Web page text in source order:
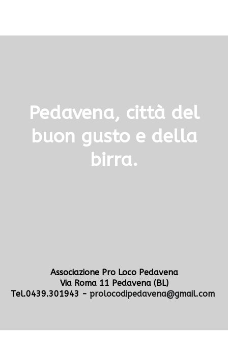
Pedavena, città del
buon gusto e della
birra.
Associazione Pro Loco Pedavena
Via Roma 11 Pedavena (BL)
Tel.0439.301943 - prolocodipedavena@gmail.com